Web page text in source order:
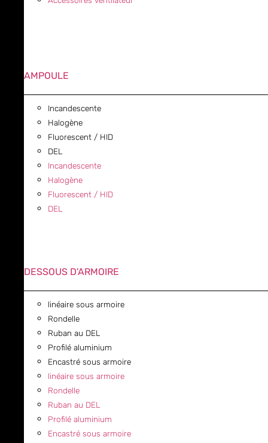
AMPOULE
Incandescente
Halogène
Fluorescent / HID
DEL
Incandescente
Halogène
Fluorescent / HID
DEL
DESSOUS D'ARMOIRE
linéaire sous armoire
Rondelle
Ruban au DEL
Profilé aluminium
Encastré sous armoire
linéaire sous armoire
Rondelle
Ruban au DEL
Profilé aluminium
Encastré sous armoire